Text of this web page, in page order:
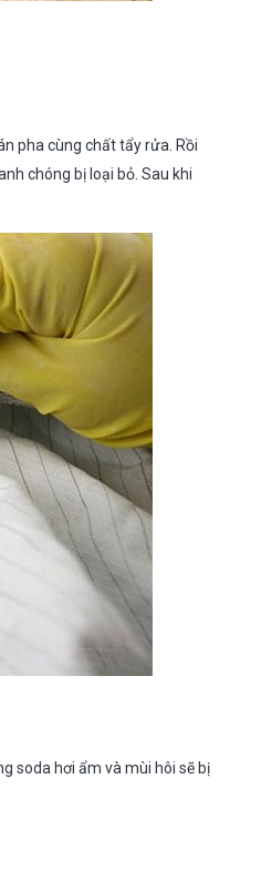
pha cùng chất tẩy rửa. Rồi
chóng bị loại bỏ. Sau khi
soda hơi ẩm và mùi hôi sẽ bị